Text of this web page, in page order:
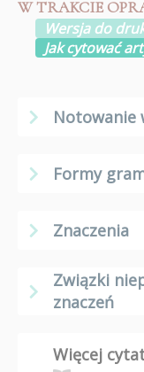
W TRAKCIE
Wersja do
Jak cytować
Notowanie
Formy
Znaczenia
Związki
znaczeń
Więcej